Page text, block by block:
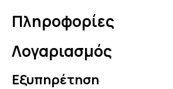
Πληροφορίες
Λογαριασμός
Εξυπηρέτηση